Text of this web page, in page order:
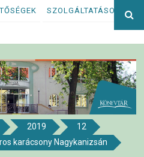
SZOLGÁLTATÁSOK
Könyvtár
TÉR 5.
2019
12
karácsony Nagykanizsán